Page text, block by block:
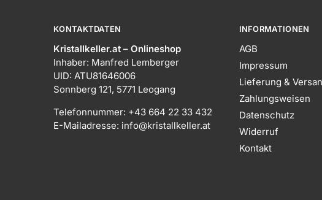
KONTAKTDATEN
Kristallkeller.at – Onlineshop
Inhaber: Manfred Lemberger
UID: ATU81646006
Sonnberg 121, 5771 Leogang
Telefonnummer: +43 664 22 33 432
E-Mailadresse: info@kristallkeller.at
INFORMATIONEN
AGB
Impressum
Lieferung &
Zahlungsweisen
Datenschutz
Widerruf
Kontakt